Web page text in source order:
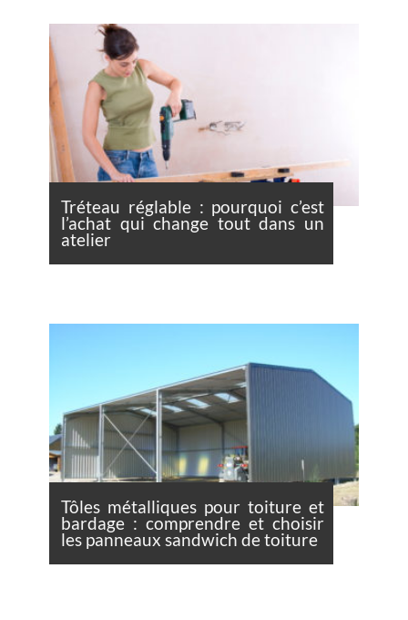
Tréteau réglable : pourquoi c’est
l’achat qui change tout dans un
atelier
Tôles métalliques pour toiture et
bardage : comprendre et choisir
les panneaux sandwich de toiture